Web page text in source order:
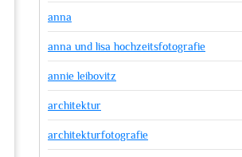
anna
anna und lisa hochzeitsfotografie
annie leibovitz
architektur
architekturfotografie